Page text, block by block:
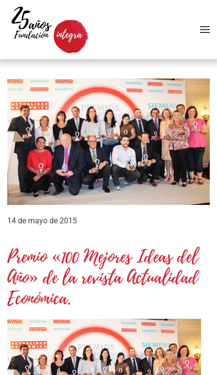
Skip to main content
14 de mayo de 2015
Premio «100 Mejores Ideas del
Año» de la revista Actualidad
Económica.